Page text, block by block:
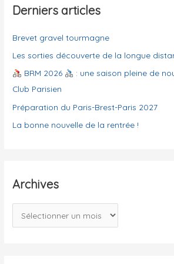
g
r
i
e
s
Derniers articles
Brevet gravel tourmagne
Les sorties découverte de la longue
BRM 2026
: une saison pleine de
Club Parisien
Préparation du Paris-Brest-Paris 2027
La bonne nouvelle de la rentrée !
Archives
r